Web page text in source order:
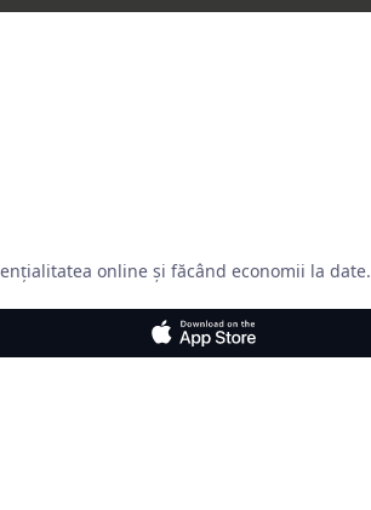
online și făcând economii la date.